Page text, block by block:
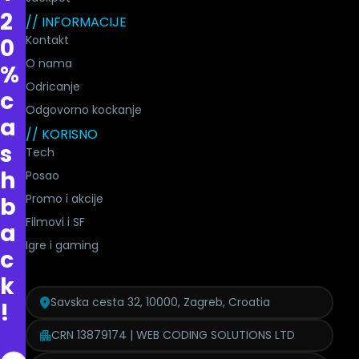
2
0
%
c
a
s
h
b
a
c
k
!
// INFORMACIJE
Kontakt
O nama
Odricanje
Odgovorno kockanje
// KORISNO
Tech
Posao
Promo i akcije
Filmovi i SF
Igre i gaming
Savska cesta 32, 10000, Zagreb, Croatia
CRN 13879174 | WEB CODING SOLUTIONS LTD